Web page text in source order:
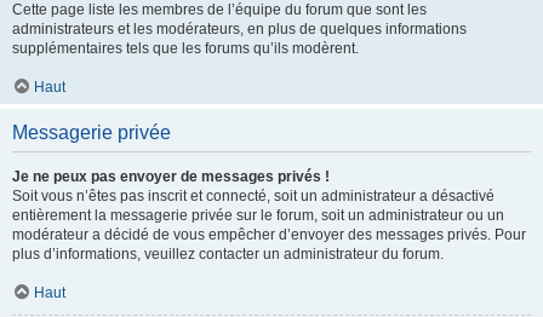
Cette page liste les membres de l’équipe du forum que sont les
administrateurs et les modérateurs, en plus de quelques informations
supplémentaires tels que les forums qu’ils modèrent.
Haut
Messagerie privée
Je ne peux pas envoyer de messages privés !
Soit vous n’êtes pas inscrit et connecté, soit un administrateur a désactivé
entièrement la messagerie privée sur le forum, soit un administrateur ou un
modérateur a décidé de vous empêcher d’envoyer des messages privés. Pour
plus d’informations, veuillez contacter un administrateur du forum.
Haut